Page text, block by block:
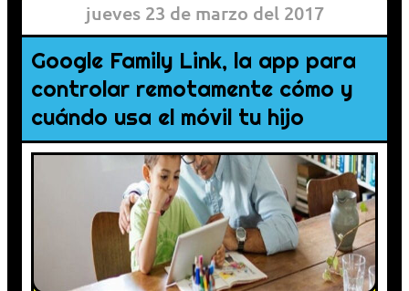
jueves 23 de marzo del 2017
Google Family Link, la app para
controlar remotamente cómo y
cuándo usa el móvil tu hijo